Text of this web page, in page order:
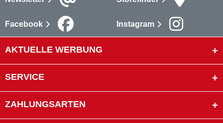
Facebook Instagram
AKTUELLE WERBUNG
SERVICE
ZAHLUNGSARTEN